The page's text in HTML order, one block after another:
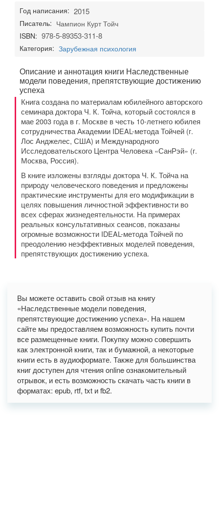
Год написания: 2015
Писатель: Чампион Курт Тойч
ISBN: 978-5-89353-311-8
Категория: Зарубежная психология
Описание и аннотация книги Наследственные
модели поведения, препятствующие достижению
успеха
Книга создана по материалам юбилейного авторского
семинара доктора Ч. К. Тойча, который состоялся в
мае 2003 года в г. Москве в честь 10-летнего юбилея
сотрудничества Академии IDEAL-метода Тойчей (г.
Лос Анджелес, США) и Международного
Исследовательского Центра Человека «СанРэй» (г.
Москва, Россия).
В книге изложены взгляды доктора Ч. К. Тойча на
природу человеческого поведения и предложены
практические инструменты для его модификации в
целях повышения личностной эффективности во
всех сферах жизнедеятельности. На примерах
реальных консультативных сеансов, показаны
огромные возможности IDEAL-метода Тойчей по
преодолению неэффективных моделей поведения,
препятствующих достижению успеха.
Вы можете оставить свой отзыв на книгу
«Наследственные модели поведения,
препятствующие достижению успеха». На нашем
сайте мы предоставляем возможность купить почти
все размещенные книги. Покупку можно совершить
как электронной книги, так и бумажной, а некоторые
книги есть в аудиоформате. Также для большинства
книг доступен для чтения online ознакомительный
отрывок, и есть возможность скачать часть книги в
форматах: epub, rtf, txt и fb2.